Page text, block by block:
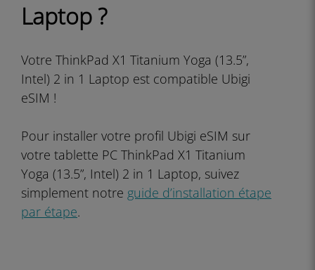
Laptop ?
Votre ThinkPad X1 Titanium Yoga (13.5”,
Intel) 2 in 1 Laptop est compatible Ubigi
eSIM !
Pour installer votre profil Ubigi eSIM sur
votre tablette PC ThinkPad X1 Titanium
Yoga (13.5”, Intel) 2 in 1 Laptop, suivez
simplement notre guide d’installation étape
par étape.